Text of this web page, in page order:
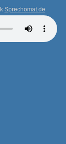
Sprechomat.de